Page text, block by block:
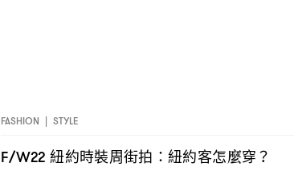
FASHION | STYLE
F/W22紐約時裝周街拍 ：紐約客怎麼穿？